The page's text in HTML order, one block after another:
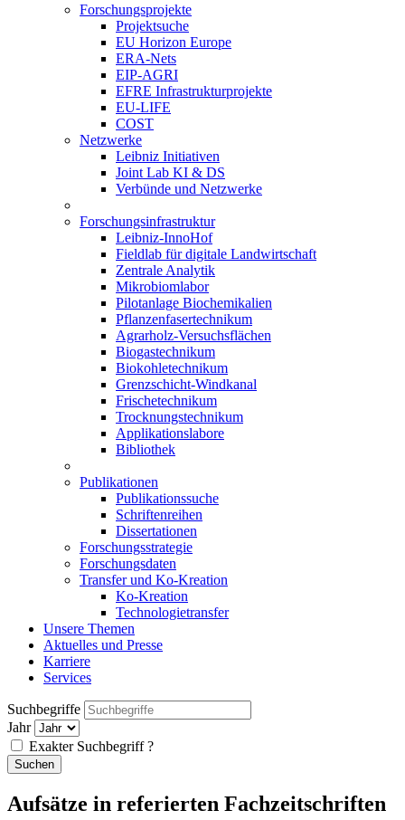
Forschungsprojekte
Projektsuche
EU Horizon Europe
ERA-Nets
EIP-AGRI
EFRE Infrastrukturprojekte
EU-LIFE
COST
Netzwerke
Leibniz Initiativen
Joint Lab KI & DS
Verbünde und Netzwerke
Forschungsinfrastruktur
Leibniz-InnoHof
Fieldlab für digitale Landwirtschaft
Zentrale Analytik
Mikrobiomlabor
Pilotanlage Biochemikalien
Pflanzenfasertechnikum
Agrarholz-Versuchsflächen
Biogastechnikum
Biokohletechnikum
Grenzschicht-Windkanal
Frischetechnikum
Trocknungstechnikum
Applikationslabore
Bibliothek
Publikationen
Publikationssuche
Schriftenreihen
Dissertationen
Forschungsstrategie
Forschungsdaten
Transfer und Ko-Kreation
Ko-Kreation
Technologietransfer
Unsere Themen
Aktuelles und Presse
Karriere
Services
Suchbegriffe
Jahr
Exakter Suchbegriff ?
Aufsätze in referierten Fachzeitschriften